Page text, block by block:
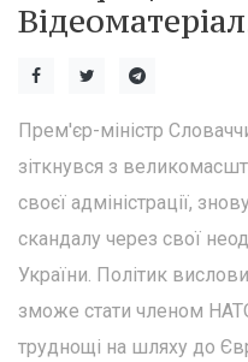
Прем'єр-міністр
зіткнувся з
своєї адміністрації,
скандалу через свої
України. Політик
зможе стати членом
труднощі на шляху до